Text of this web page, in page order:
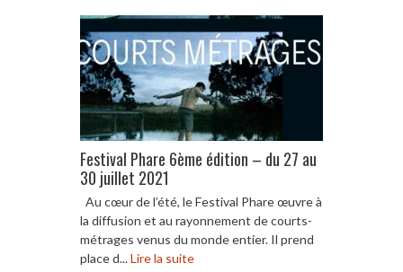
Festival Phare 6ème édition – du 27 au
30 juillet 2021
Au cœur de l’été, le Festival Phare œuvre à
la diffusion et au rayonnement de courts-
métrages venus du monde entier. Il prend
place d...Lire la suite